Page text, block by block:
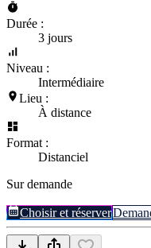
Durée :
3 jours
Niveau :
Intermédiaire
Lieu :
À distance
Format :
Distanciel
Sur demande
Choisir et réserver